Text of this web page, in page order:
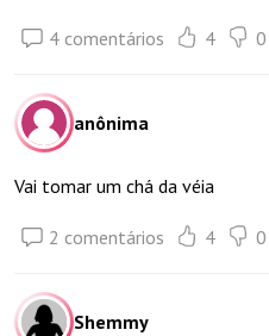
4 comentários 4 0
anônima
Vai tomar um chá da véia
2 comentários 4 0
Shemmy